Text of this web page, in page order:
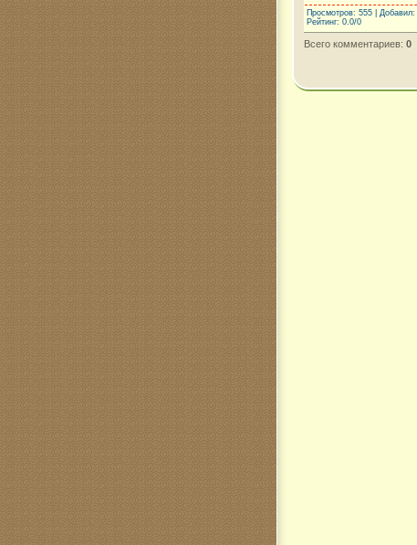
Просмотров: 555 | Добавил:
Рейтинг: 0.0/0
Всего комментариев: 0